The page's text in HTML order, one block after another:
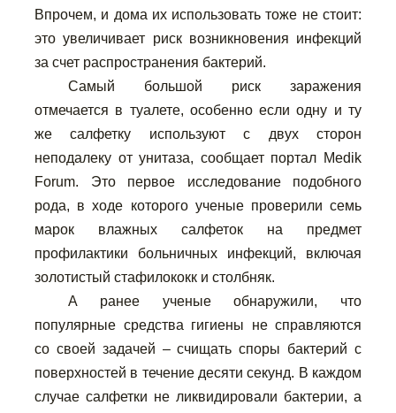
Впрочем, и дома их использовать тоже не стоит:
это увеличивает риск возникновения инфекций
за счет распространения бактерий.
Самый большой риск заражения
отмечается в туалете, особенно если одну и ту
же салфетку используют с двух сторон
неподалеку от унитаза, сообщает портал Medik
Forum. Это первое исследование подобного
рода, в ходе которого ученые проверили семь
марок влажных салфеток на предмет
профилактики больничных инфекций, включая
золотистый стафилококк и столбняк.
А ранее ученые обнаружили, что
популярные средства гигиены не справляются
со своей задачей – счищать споры бактерий с
поверхностей в течение десяти секунд. В каждом
случае салфетки не ликвидировали бактерии, а